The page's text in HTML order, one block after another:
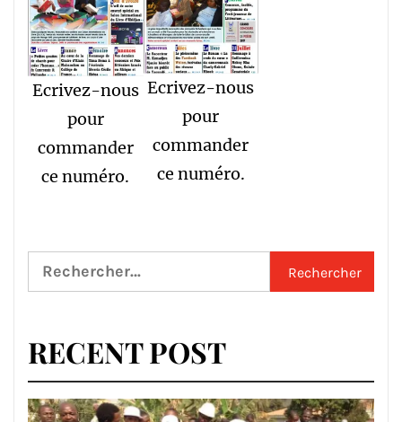
Ecrivez-nous
pour
commander
ce numéro.
Ecrivez-nous
pour
commander
ce numéro.
Rechercher :
RECENT POST